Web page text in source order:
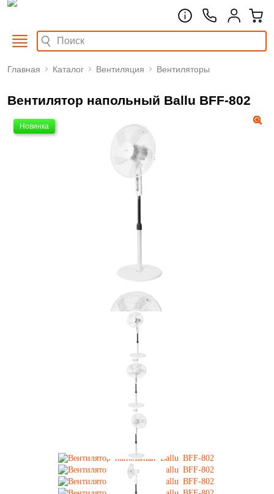
Главная Каталог Вентиляция Вентиляторы
Вентилятор напольный Ballu BFF-802
Новинка